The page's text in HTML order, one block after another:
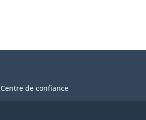
Centre de confiance